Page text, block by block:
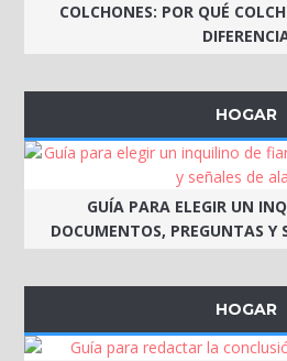
COLCHONES: POR QUÉ
HOGAR
GUÍA PARA ELEGIR UN
DOCUMENTOS, PREGUNTAS Y
HOGAR